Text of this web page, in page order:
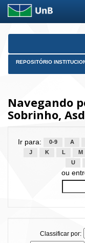
Skip
REPOSITÓRIO
Navegando
Sobrinho,
Ir para: 0-9 A
J
K L M
U
ou
Classificar por: